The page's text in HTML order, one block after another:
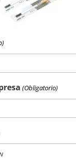
(Obligatorio)